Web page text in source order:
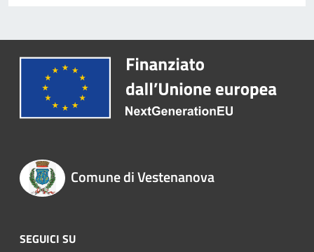
Comune di Vestenanova
SEGUICI SU